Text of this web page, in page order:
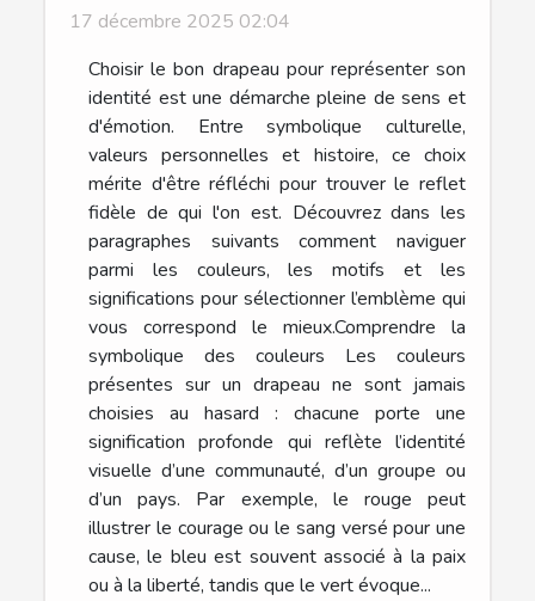
17 décembre 2025 02:04
Choisir le bon drapeau pour représenter son
identité est une démarche pleine de sens et
d'émotion. Entre symbolique culturelle,
valeurs personnelles et histoire, ce choix
mérite d'être réfléchi pour trouver le reflet
fidèle de qui l'on est. Découvrez dans les
paragraphes suivants comment naviguer
parmi les couleurs, les motifs et les
significations pour sélectionner l’emblème qui
vous correspond le mieux.Comprendre la
symbolique des couleurs Les couleurs
présentes sur un drapeau ne sont jamais
choisies au hasard : chacune porte une
signification profonde qui reflète l’identité
visuelle d’une communauté, d’un groupe ou
d’un pays. Par exemple, le rouge peut
illustrer le courage ou le sang versé pour une
cause, le bleu est souvent associé à la paix
ou à la liberté, tandis que le vert évoque...